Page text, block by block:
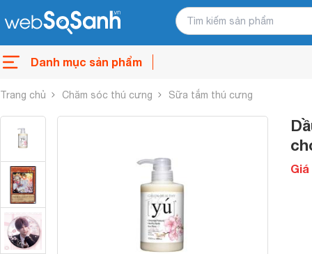
Danh mục sản phẩm
Trang chủ Chăm sóc thú cưng Sữa tắm thú cưng